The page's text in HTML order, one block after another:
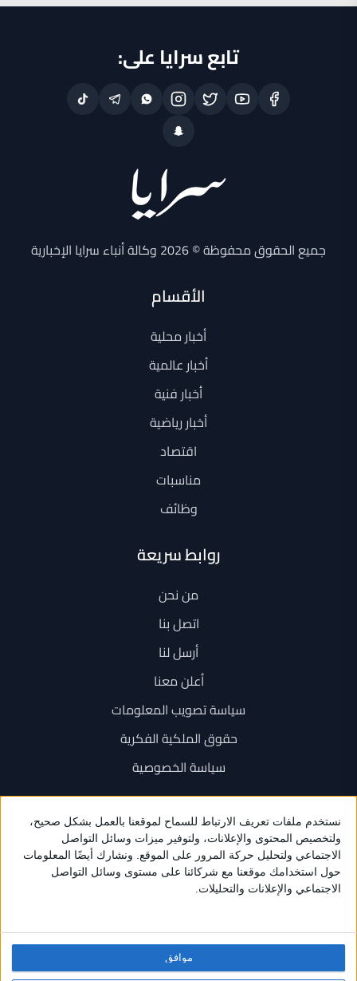
موافق
تابع سرايا على:
جميع الحقوق محفوظة © 2026 وكالة أنباء سرايا الإخبارية
الأقسام
أخبار محلية
أخبار عالمية
أخبار فنية
أخبار رياضية
اقتصاد
مناسبات
وظائف
روابط سريعة
من نحن
اتصل بنا
أرسل لنا
أعلن معنا
سياسة تصويب المعلومات
حقوق الملكية الفكرية
سياسة الخصوصية
اتصل بنا
+962 6 534 1777
+962 79 202 7000